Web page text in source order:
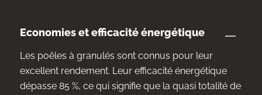
Economies et efficacité énergétique
Les poêles à granulés sont connus pour leur
excellent rendement. Leur efficacité énergétique
dépasse 85 %, ce qui signifie que la quasi totalité de